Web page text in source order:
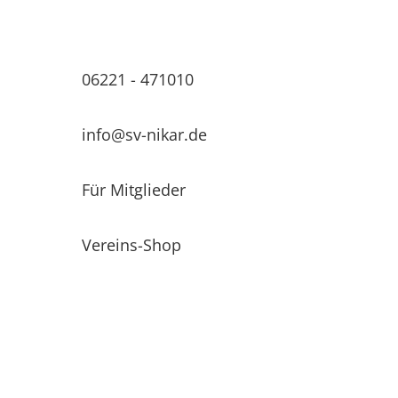
06221 - 471010
info@sv-nikar.de
Für Mitglieder
Vereins-Shop